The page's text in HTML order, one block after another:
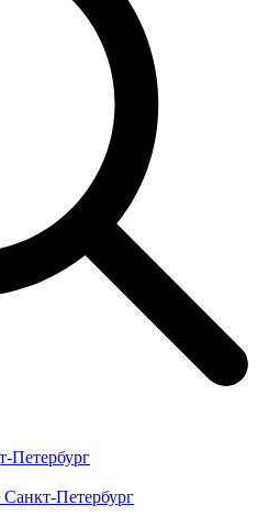
Петербург
Петербург